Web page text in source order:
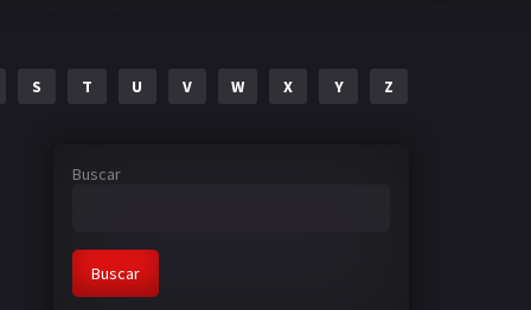
S T U V W X Y Z
Buscar
Buscar